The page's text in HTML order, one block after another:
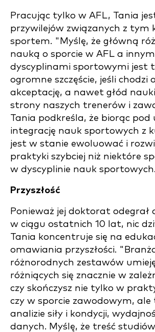
Pracując tylko w AFL, Tania
przywilejów związanych z tym
sportem. "Myślę, że główną
nauką o sporcie w AFL a
dyscyplinami sportowymi jest
ogromne szczęście, jeśli chodzi
akceptację, a nawet głód
strony naszych trenerów i
Tania podkreśla, że biorąc pod
integrację nauk sportowych z
jest w stanie ewoluować i
praktyki szybciej niż niektóre
w dyscyplinie nauk sportowych.
Przyszłość
Ponieważ jej doktorat odegrał
w ciągu ostatnich 10 lat, nic
Tania koncentruje się na
omawiania przyszłości.
różnorodnych zestawów
różniących się znacznie w
czy skończysz nie tylko w
czy w sporcie zawodowym, ale
analizie siły i kondycji,
danych. Myślę, że treść